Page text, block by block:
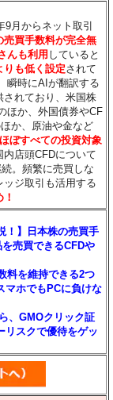
9月からネット取引
売買手数料が完全無
んも利用 していると
りも低く設定されて
瞬時にAIが翻訳する
されており、米国株
ほか、外国債券やCF
か、原油や金など
ぼすべての投資対象
店頭CFDについて
。頻繁に売買しな
ジ取引も活用する
！】日本株の売買手
売買できるCFDや
料を維持できる2つ
マホでもPCに負けな
、GMOクリック証
リスクで優待をゲッ